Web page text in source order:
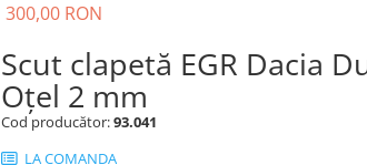
300,00 RON
Scut clapetă EGR Dacia
Oțel 2 mm
Cod producător:93.041
LA COMANDA